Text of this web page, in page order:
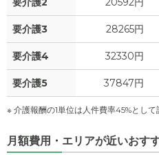
その他
介護保険料
要介護3 28265円
要介護4 32330円
要介護5 37847円
※ 介護報酬の1単位は人件費率45%として
月額費用・エリアが近いおす